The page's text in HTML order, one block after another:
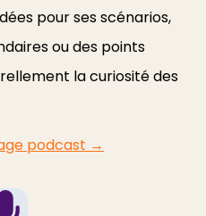
pour ses scénarios,
ou des points
la curiosité des
podcast →